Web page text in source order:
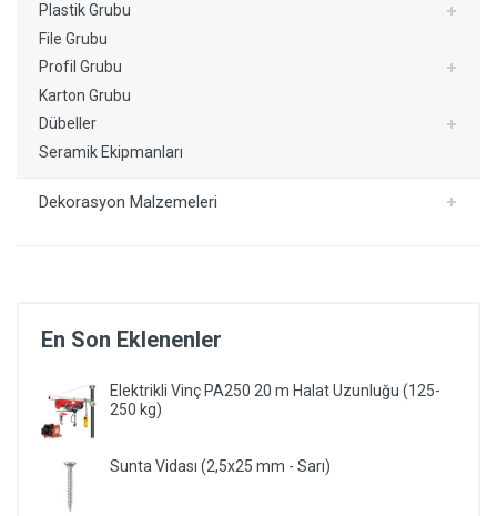
Plastik Grubu
File Grubu
Profil Grubu
Karton Grubu
Dübeller
Seramik Ekipmanları
Dekorasyon Malzemeleri
En Son Eklenenler
Elektrikli Vinç PA250 20 m Halat Uzunluğu (125-
250 kg)
Sunta Vidası (2,5x25 mm - Sarı)